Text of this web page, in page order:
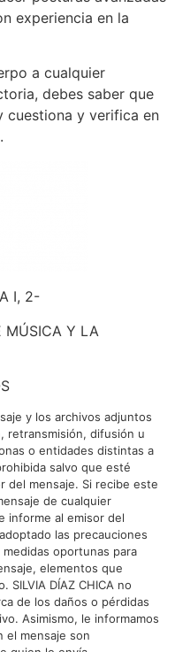
experiencia en la
a cualquier
debes saber que
y verifica en
I, 2-
MÚSICA Y LA
y los archivos adjuntos
retransmisión, difusión u
o entidades distintas a
salvo que esté
del mensaje. Si recibe este
de cualquier
informe al emisor del
las precauciones
oportunas para
elementos que
DÍAZ CHICA no
de los daños o pérdidas
Asimismo, le informamos
el mensaje son